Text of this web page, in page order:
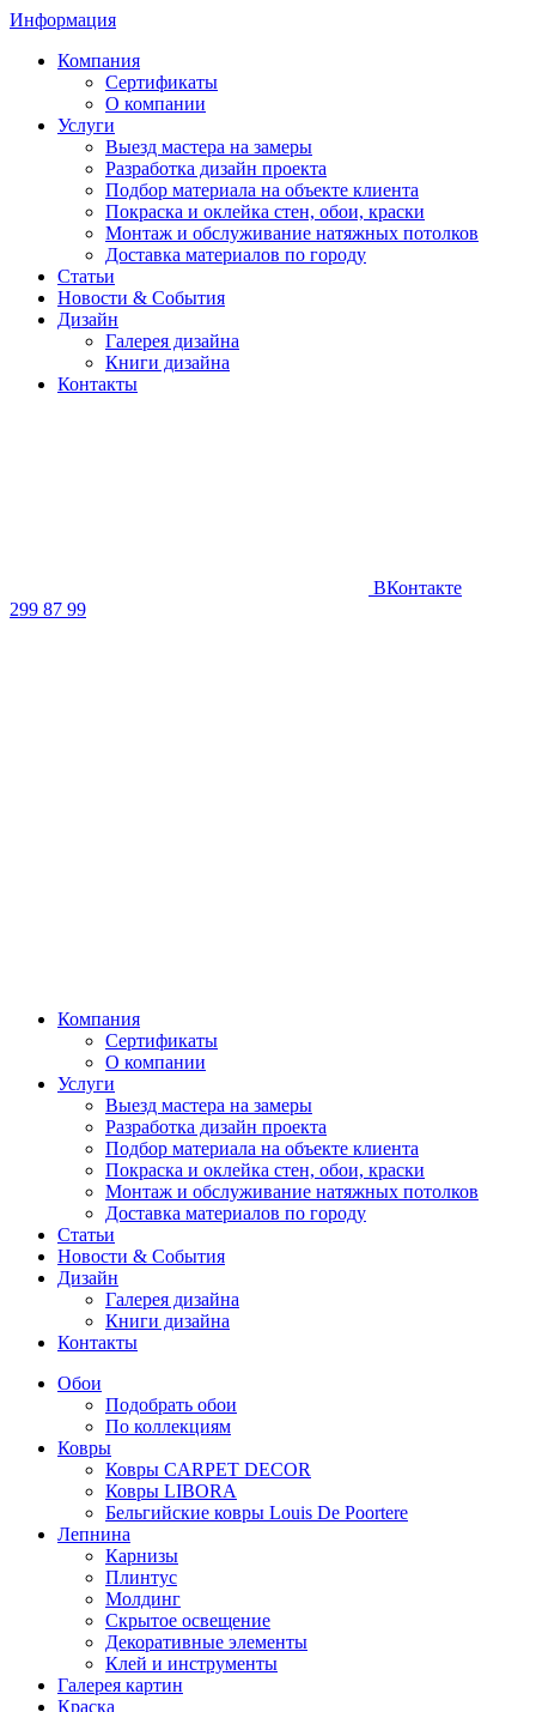
Информация
Компания
Сертификаты
О компании
Услуги
Выезд мастера на замеры
Разработка дизайн проекта
Подбор материала на объекте клиента
Покраска и оклейка стен, обои, краски
Монтаж и обслуживание натяжных потолков
Доставка материалов по городу
Статьи
Новости & События
Дизайн
Галерея дизайна
Книги дизайна
Контакты
ВКонтакте
299 87 99
Компания
Сертификаты
О компании
Услуги
Выезд мастера на замеры
Разработка дизайн проекта
Подбор материала на объекте клиента
Покраска и оклейка стен, обои, краски
Монтаж и обслуживание натяжных потолков
Доставка материалов по городу
Статьи
Новости & События
Дизайн
Галерея дизайна
Книги дизайна
Контакты
Обои
Подобрать обои
По коллекциям
Ковры
Ковры CARPET DECOR
Ковры LIBORA
Бельгийские ковры Louis De Poortere
Лепнина
Карнизы
Плинтус
Молдинг
Скрытое освещение
Декоративные элементы
Клей и инструменты
Галерея картин
Краска